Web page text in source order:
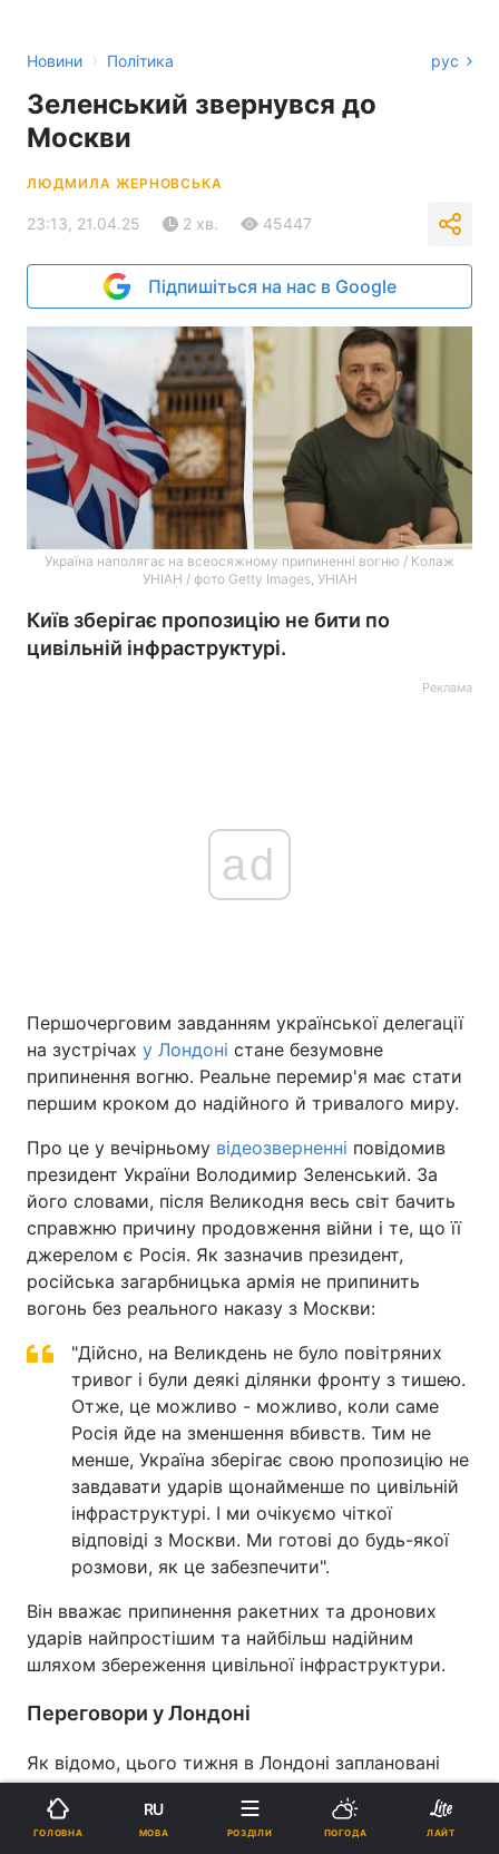
Новини › Політика рус
Зеленський звернувся до
Москви
ЛЮДМИЛА ЖЕРНОВСЬКА
23:13, 21.04.25 2 хв. 45447
Підпишіться на нас в Google
Україна наполягає на всеосяжному припиненні вогню / Колаж
УНІАН / фото Getty Images, УНІАН
Київ зберігає пропозицію не бити по
цивільній інфраструктурі.
Реклама
ad
Першочерговим завданням української делегації
на зустрічах у Лондоні стане безумовне
припинення вогню. Реальне перемир'я має стати
першим кроком до надійного й тривалого миру.
Про це у вечірньому відеозверненні повідомив
президент України Володимир Зеленський. За
його словами, після Великодня весь світ бачить
справжню причину продовження війни і те, що її
джерелом є Росія. Як зазначив президент,
російська загарбницька армія не припинить
вогонь без реального наказу з Москви:
"Дійсно, на Великдень не було повітряних
тривог і були деякі ділянки фронту з тишею.
Отже, це можливо - можливо, коли саме
Росія йде на зменшення вбивств. Тим не
менше, Україна зберігає свою пропозицію не
завдавати ударів щонайменше по цивільній
інфраструктурі. І ми очікуємо чіткої
відповіді з Москви. Ми готові до будь-якої
розмови, як це забезпечити".
Він вважає припинення ракетних та дронових
ударів найпростішим та найбільш надійним
шляхом збереження цивільної інфраструктури.
Переговори у Лондоні
Як відомо, цього тижня в Лондоні заплановані
високорівневі переговори щодо ситуації в
Україні. За попередніми даними, у зустрічі
візьмуть участь представники Великої Британії,
ГОЛОВНА
RU
МОВА РОЗДІЛИ ПОГОДА ЛАЙТ